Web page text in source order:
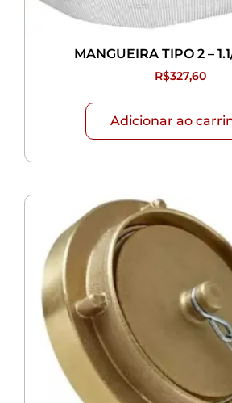
MANGUEIRA TIPO 2 –
R$327,60
Adicionar ao